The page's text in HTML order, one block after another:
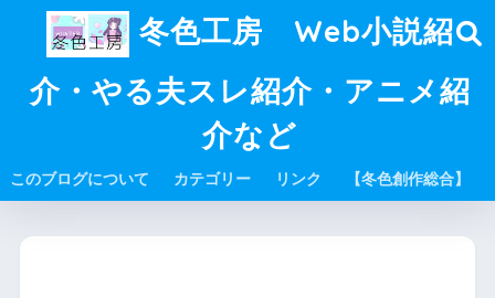
冬色工房 Web小説紹
介・やる夫スレ紹介・アニメ紹
介など
このブログについて カテゴリー リンク 【冬色創作総合】